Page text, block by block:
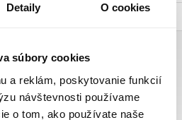
Detaily O cookies
súbory cookies
a reklám, poskytovanie funkcií
návštevnosti používame
o tom, ako používate naše
LABKA KOSŤ 70X45CM A65